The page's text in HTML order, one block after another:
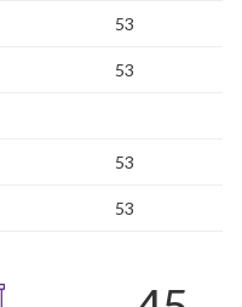
53
53
53
53